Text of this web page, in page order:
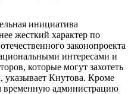
инициатива
жесткий характер по
законопроекта
интересами и
которые могут захотеть
указывает Кнутова. Кроме
временную администрацию